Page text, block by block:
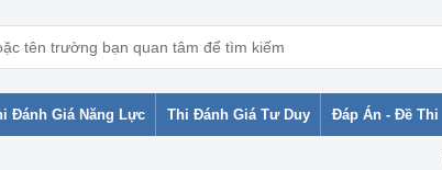
Đánh Giá Năng Lực Thi Đánh Giá Tư Duy Đáp Án - Đề Thi